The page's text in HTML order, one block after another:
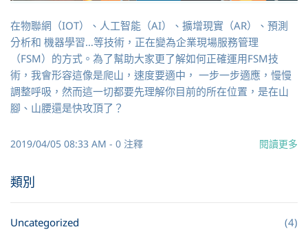
在物聯網（IOT）、人工智能（AI）、擴增現實（AR）、預測
分析和 機器學習…等技術，正在變為企業現場服務管理
（FSM）的方式。為了幫助大家更了解如何正確運用FSM技
術，我會形容這像是爬山，速度要適中， 一步一步適應，慢慢
調整呼吸，然而這一切都要先理解你目前的所在位置，是在山
腳、山腰還是快攻頂了？
2019/04/05 08:33 AM - 0 注釋 閱讀更多
類別
Uncategorized
(4)